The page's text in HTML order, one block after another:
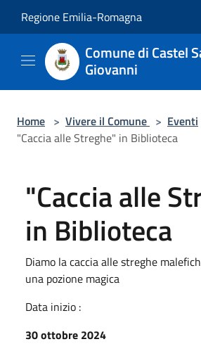
Regione Emilia-Romagna
Comune di Castel
Giovanni
Home > Vivere il Comune > Eventi
"Caccia alle Streghe" in Biblioteca
"Caccia alle
in Biblioteca
Diamo la caccia alle streghe
una pozione magica
Data inizio :
30 ottobre 2024